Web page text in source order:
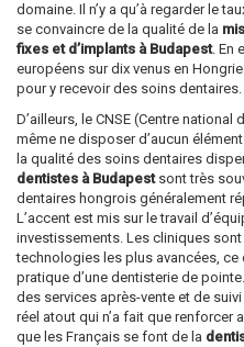
domaine. Il n’y a qu’à regarder le
se convaincre de la qualité de la
fixes et d’implants à Budapest. En
européens sur dix venus en
pour y recevoir des soins dentaires.
D’ailleurs, le CNSE (Centre
même ne disposer d’aucun
la qualité des soins dentaires
dentistes à Budapestsont très
dentaires hongrois généralement
L’accent est mis sur le travail
investissements. Les cliniques
technologies les plus avancées,
pratique d’une dentisterie de
des services après-vente et de
réel atout qui n’a fait que renforcer
que les Français se font de la